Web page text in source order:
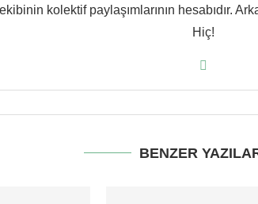
kolektif paylaşımlarının hesabıdır.
Hiç!
BENZER